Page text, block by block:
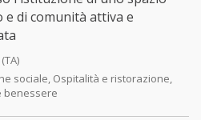
e di comunità attiva e
sociale, Ospitalità e ristorazione,
benessere